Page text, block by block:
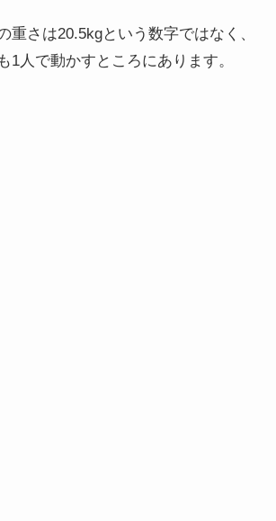
重さは20.5kgという数字ではなく、
1人で動かすところにあります。